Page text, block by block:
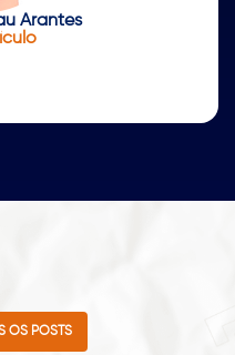
Arantes
OS POSTS